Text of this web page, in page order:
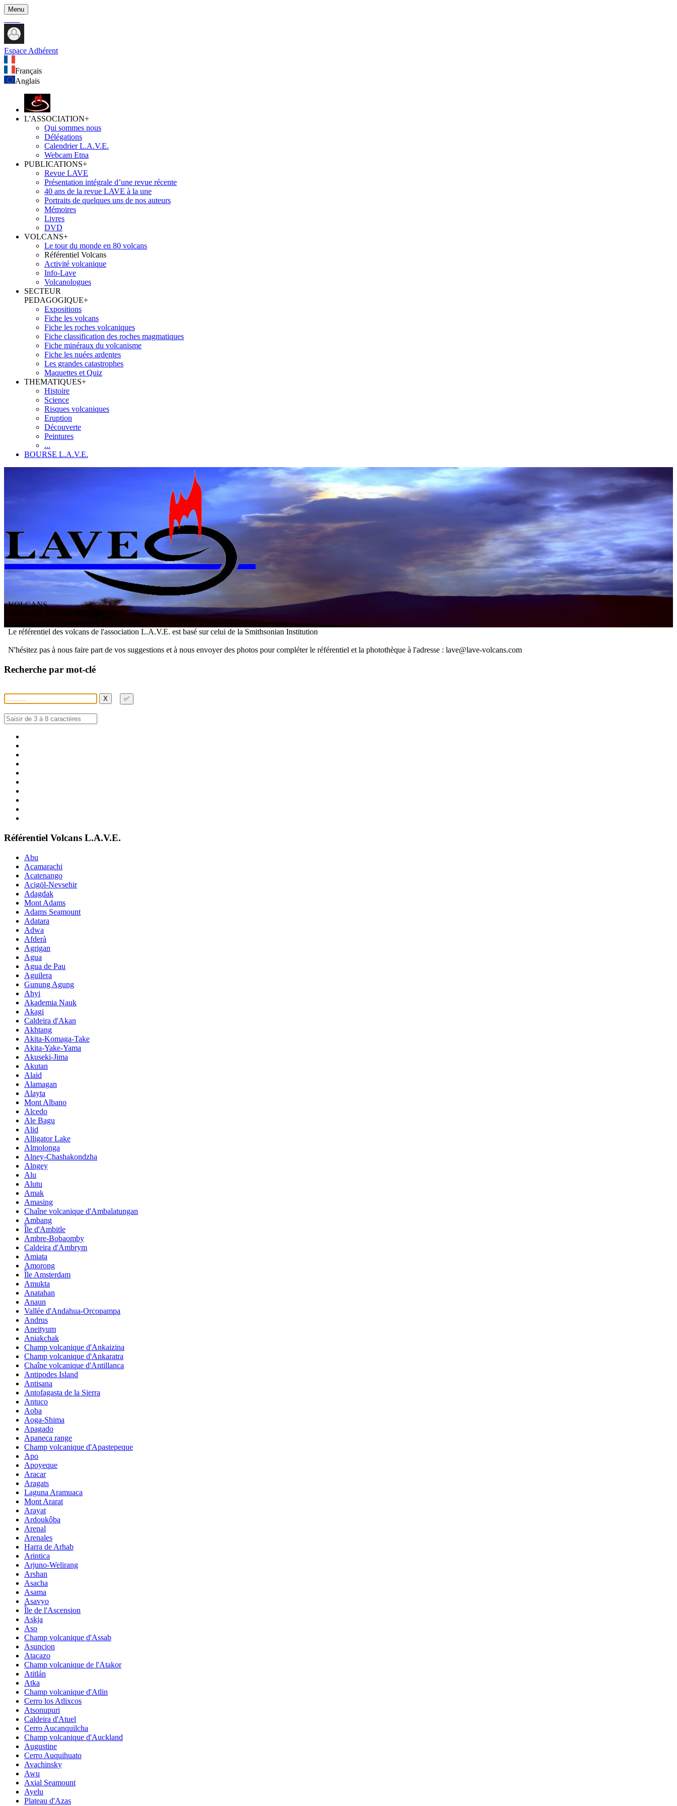
Menu
Espace Adhérent
Français
Anglais
L'ASSOCIATION+
Qui sommes nous
Délégations
Calendrier L.A.V.E.
Webcam Etna
PUBLICATIONS+
Revue LAVE
Présentation intégrale d’une revue récente
40 ans de la revue LAVE à la une
Portraits de quelques uns de nos auteurs
Mémoires
Livres
DVD
VOLCANS+
Le tour du monde en 80 volcans
Référentiel Volcans
Activité volcanique
Info-Lave
Volcanologues
SECTEUR
PEDAGOGIQUE+
Expositions
Fiche les volcans
Fiche les roches volcaniques
Fiche classification des roches magmatiques
Fiche minéraux du volcanisme
Fiche les nuées ardentes
Les grandes catastrophes
Maquettes et Quiz
THEMATIQUES+
Histoire
Science
Risques volcaniques
Eruption
Découverte
Peintures
...
BOURSE L.A.V.E.
VOLCANS
olcanologique
Le référentiel des volcans de l'association L.A.V.E. est basé sur celui de la Smithsonian Institution
N'hésitez pas à nous faire part de vos suggestions et à nous envoyer des photos pour compléter le référentiel et la photothèque à l'adresse : lave@lave-volcans.com
Recherche par mot-clé
X ✅
Référentiel Volcans L.A.V.E.
Abu
Acamarachi
Acatenango
Acigöl-Nevsehir
Adagdak
Mont Adams
Adams Seamount
Adatara
Adwa
Afderà
Agrigan
Agua
Agua de Pau
Aguilera
Gunung Agung
Ahyi
Akademia Nauk
Akagi
Caldeira d'Akan
Akhtang
Akita-Komaga-Take
Akita-Yake-Yama
Akuseki-Jima
Akutan
Alaid
Alamagan
Alayta
Mont Albano
Alcedo
Ale Bagu
Alid
Alligator Lake
Almolonga
Alney-Chashakondzha
Alngey
Alu
Alutu
Amak
Amasing
Chaîne volcanique d'Ambalatungan
Ambang
Île d'Ambitle
Ambre-Bobaomby
Caldeira d'Ambrym
Amiata
Amorong
Île Amsterdam
Amukta
Anatahan
Anaun
Vallée d'Andahua-Orcopampa
Andrus
Aneityum
Aniakchak
Champ volcanique d'Ankaizina
Champ volcanique d'Ankaratra
Chaîne volcanique d'Antillanca
Antipodes Island
Antisana
Antofagasta de la Sierra
Antuco
Aoba
Aoga-Shima
Apagado
Apaneca range
Champ volcanique d'Apastepeque
Apo
Apoyeque
Aracar
Aragats
Laguna Aramuaca
Mont Ararat
Arayat
Ardoukôba
Arenal
Arenales
Harra de Arhab
Arintica
Arjuno-Welirang
Arshan
Asacha
Asama
Asavyo
Île de l'Ascension
Askja
Aso
Champ volcanique d'Assab
Asuncion
Atacazo
Champ volcanique de l'Atakor
Atitlán
Atka
Champ volcanique d'Atlin
Cerro los Atlixcos
Atsonupuri
Caldeira d'Atuel
Cerro Aucanquilcha
Champ volcanique d'Auckland
Augustine
Cerro Auquihuato
Avachinsky
Awu
Axial Seamount
Ayelu
Plateau d'Azas